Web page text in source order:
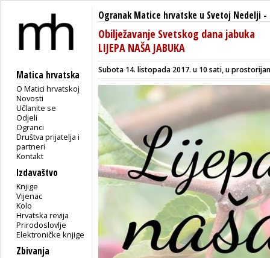
Matica hrvatska
O Matici hrvatskoj
Novosti
Učlanite se
Odjeli
Ogranci
Društva prijatelja i
partneri
Kontakt
Izdavaštvo
Knjige
Vijenac
Kolo
Hrvatska revija
Prirodoslovlje
Elektroničke knjige
Zbivanja
Ogranak Matice hrvatske u Svetoj Nedelji -
Obilježavanje Svetskog dana jabuka
LIJEPA NAŠA JABUKA
Subota 14. listopada 2017. u 10 sati, u